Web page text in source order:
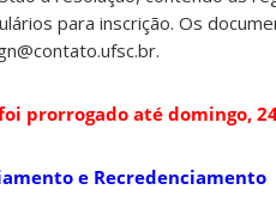
para inscrição. Os
prorrogado até domingo,
e Recredenciamento